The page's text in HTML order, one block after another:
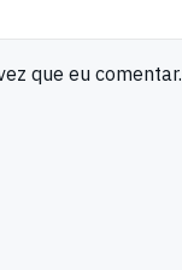
que eu comentar.